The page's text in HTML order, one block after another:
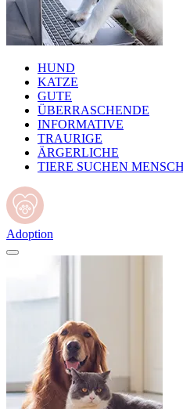
HUND
KATZE
GUTE
ÜBERRASCHENDE
INFORMATIVE
TRAURIGE
ÄRGERLICHE
TIERE SUCHEN
Adoption